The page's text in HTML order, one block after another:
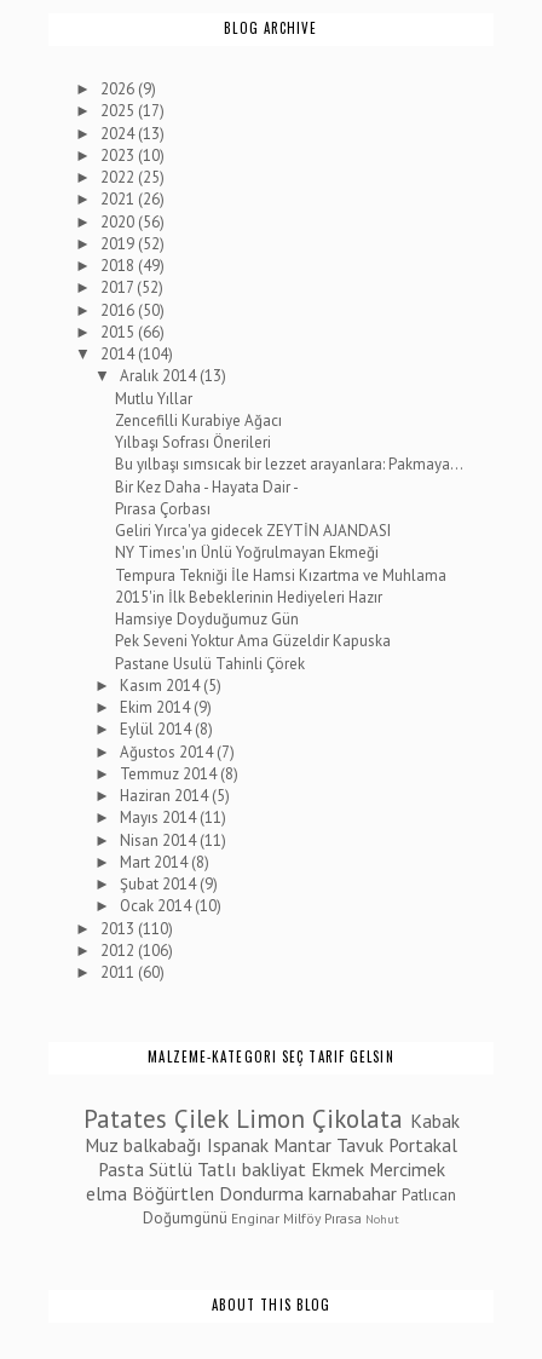
BLOG ARCHIVE
► 2026 (9)
► 2025 (17)
► 2024(13)
► 2023 (10)
► 2022 (25)
► 2021 (26)
► 2020 (56)
► 2019 (52)
► 2018 (49)
► 2017 (52)
► 2016 (50)
► 2015 (66)
▼ 2014(104)
▼Aralık 2014(13)
Mutlu Yıllar
Zencefilli Kurabiye Ağacı
Yılbaşı Sofrası Önerileri
Bu yılbaşı sımsıcak bir lezzet arayanlara: Pakmaya...
Bir Kez Daha - Hayata Dair -
Pırasa Çorbası
Geliri Yırca'ya gidecek ZEYTİN AJANDASI
NY Times'ın Ünlü Yoğrulmayan Ekmeği
Tempura Tekniği İle Hamsi Kızartma ve Muhlama
2015'in İlk Bebeklerinin Hediyeleri Hazır
Hamsiye Doyduğumuz Gün
Pek Seveni Yoktur Ama Güzeldir Kapuska
Pastane Usulü Tahinli Çörek
► Kasım 2014(5)
► Ekim 2014(9)
► Eylül 2014(8)
►Ağustos 2014(7)
► Temmuz 2014(8)
► Haziran 2014(5)
► Mayıs 2014(11)
► Nisan 2014(11)
► Mart 2014(8)
►Şubat 2014(9)
► Ocak 2014(10)
► 2013 (110)
► 2012 (106)
► 2011 (60)
MALZEME-KATEGORI SEÇ TARIF GELSIN
Patates Çilek Limon Çikolata Kabak
Muz balkabağı Ispanak Mantar Tavuk Portakal
Pasta Sütlü Tatlı bakliyat Ekmek Mercimek
elma Böğürtlen Dondurma karnabahar Patlıcan
Doğumgünü Enginar Milföy Pırasa Nohut
ABOUT THIS BLOG